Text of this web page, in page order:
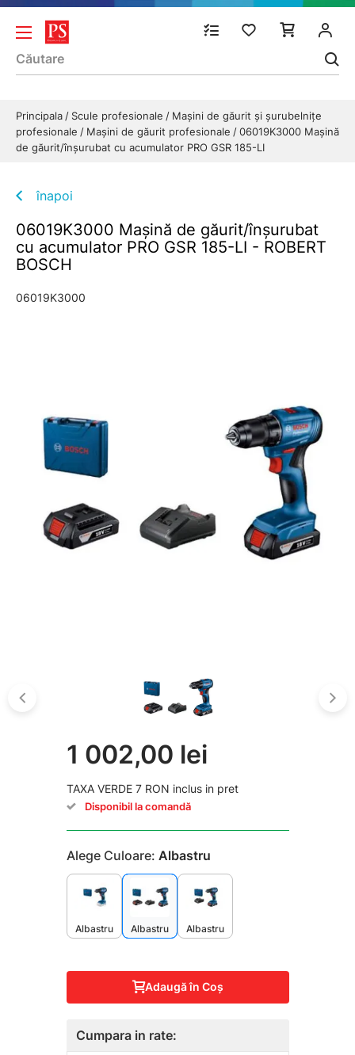
Principala Scule profesionale
Mașini de găurit și șurubelnițe
profesionale
Maşini de găurit profesionale
06019K3000 Maşină
de găurit/înşurubat cu acumulator PRO GSR 185-LI
înapoi
06019K3000 Maşină de găurit/înşurubat
cu acumulator PRO GSR 185-LI - ROBERT
BOSCH
06019K3000
1 002,00 lei
TAXA VERDE 7 RON inclus in pret
Disponibil la comandă
Alege Culoare: Albastru
Albastru Albastru Albastru
Adaugă în Coş
Cumpara in rate: